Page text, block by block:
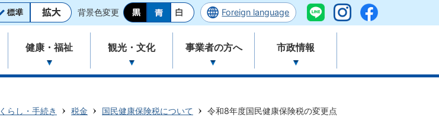
背景色変更 Foreign language
健康・福祉 観光・文化 事業者の方へ 市政情報
くらし・手続き 税金 国民健康保険税について 令和8年度国民健康保険税の変更点